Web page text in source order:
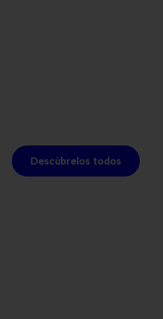
Descúbrelos todos